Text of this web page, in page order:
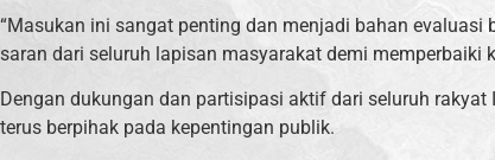
“Masukan ini sangat penting dan menjadi bahan
saran dari seluruh lapisan masyarakat demi memperbaiki
Dengan dukungan dan partisipasi aktif dari seluruh
terus berpihak pada kepentingan publik.